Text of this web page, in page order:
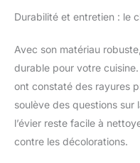
Durabilité et entretien : le
Avec son matériau
durable pour votre
ont constaté des rayures
soulève des questions sur
l’évier reste facile à
contre les décolorations.